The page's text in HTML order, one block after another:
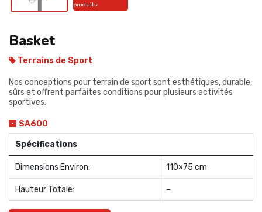
produits
Basket
Terrains de Sport
Nos conceptions pour terrain de sport sont esthétiques, durable,
sûrs et offrent parfaites conditions pour plusieurs activités
sportives.
SA600
Spécifications
Dimensions Environ: 110×75 cm
Hauteur Totale: –